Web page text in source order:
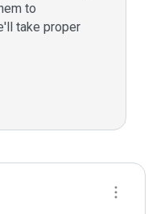
to
take proper